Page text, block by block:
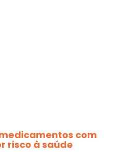
com
risco à saúde